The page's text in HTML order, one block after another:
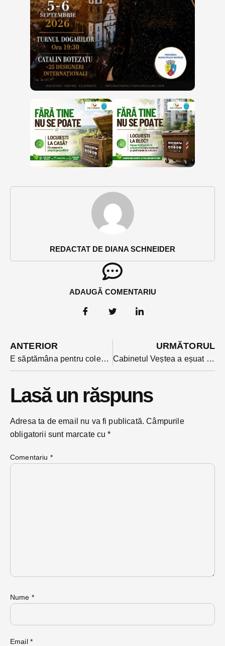
REDACTAT DE DIANA SCHNEIDER
ADAUGĂ COMENTARIU
ANTERIOR
E săptămâna pentru colectarea plasticului în cartierele Bistriței. ADI Deșeuri: ”Pregătiți miercuri pubela galbenă”
URMĂTORUL
Cabinetul Veștea a eșuat la votul de încredere din Parlament: a avut doar 189 de voturi în loc de 233 necesare
Lasă un răspuns
Adresa ta de email nu va fi publicată. Câmpurile
obligatorii sunt marcate cu*
Comentariu *
Nume *
Email *